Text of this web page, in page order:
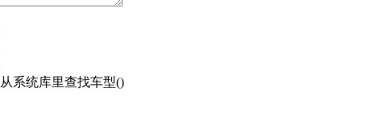
从系统库里查找车型()